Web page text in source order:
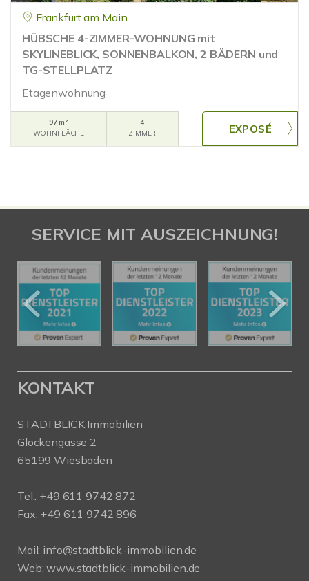
Frankfurt am Main
HÜBSCHE 4-ZIMMER-WOHNUNG mit
SKYLINEBLICK, SONNENBALKON, 2 BÄDERN und
TG-STELLPLATZ
Etagenwohnung
97 m²
WOHNFLÄCHE
4
ZIMMER
SERVICE MIT AUSZEICHNUNG!
KONTAKT
STADTBLICK Immobilien
Glockengasse 2
65199 Wiesbaden
Tel.: +49 611 9742 872
Fax: +49 611 9742 896
Mail: info@stadtblick-immobilien.de
Web:www.stadtblick-immobilien.de